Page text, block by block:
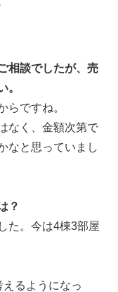
相談でしたが、売
。
らですね。
なく、金額次第で
なと思っていまし
？
た。今は4棟3部屋
るようになっ